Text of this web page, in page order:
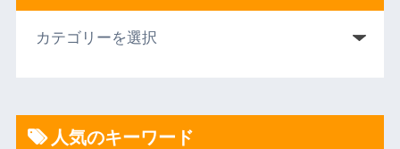
人気のキーワード